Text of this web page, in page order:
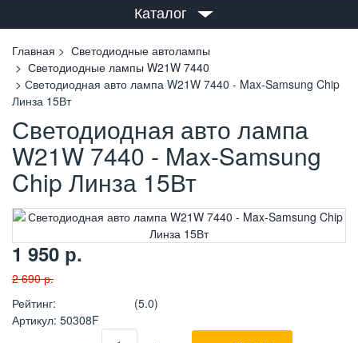
Каталог
Главная
Светодиодные автолампы
Светодиодные лампы W21W 7440
Светодиодная авто лампа W21W 7440 - Max-Samsung Chip
Линза 15Вт
Светодиодная авто лампа
W21W 7440 - Max-Samsung
Chip Линза 15Вт
1 950 р.
2 690р.
Рейтинг:
(5.0)
Артикул: 50308F